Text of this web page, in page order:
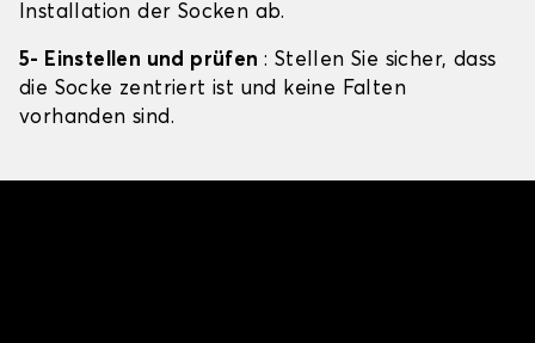
Installation der Socken ab.
5- Einstellen und prüfen : Stellen Sie sicher, dass
die Socke zentriert ist und keine Falten
vorhanden sind.